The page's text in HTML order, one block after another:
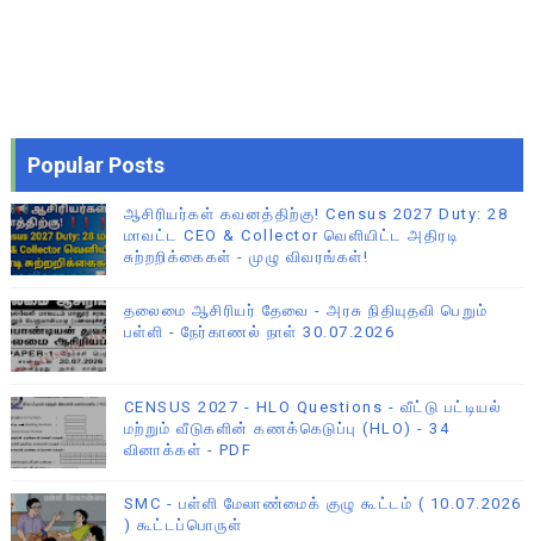
Popular Posts
ஆசிரியர்கள் கவனத்திற்கு! Census 2027 Duty: 28
மாவட்ட CEO & Collector வெளியிட்ட அதிரடி
சுற்றறிக்கைகள் - முழு விவரங்கள்!
தலைமை ஆசிரியர் தேவை - அரசு நிதியுதவி பெறும்
பள்ளி - நேர்காணல் நாள் 30.07.2026
CENSUS 2027 - HLO Questions - வீட்டு பட்டியல்
மற்றும் வீடுகளின் கணக்கெடுப்பு (HLO) - 34
வினாக்கள் - PDF
SMC - பள்ளி மேலாண்மைக் குழு கூட்டம் ( 10.07.2026
) கூட்டப்பொருள்